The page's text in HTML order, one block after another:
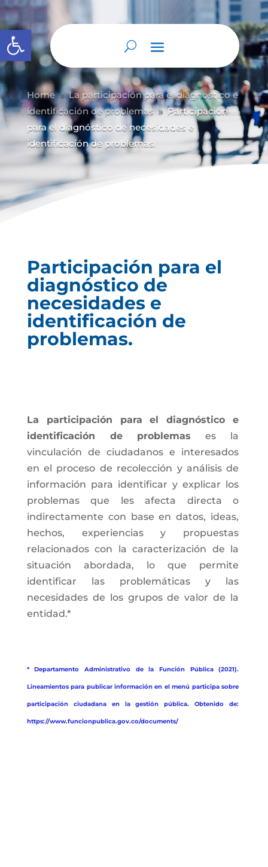
Abrir barra de herramientas
Home 9 La participación para el diagnóstico e
identificación de problemas 9 Participación
para el diagnóstico de necesidades e
identificación de problemas.
Participación para el
diagnóstico de
necesidades e
identificación de
problemas.
La participación para el diagnóstico e
identificación de problemas es la
vinculación de ciudadanos e interesados
en el proceso de recolección y análisis de
información para identificar y explicar los
problemas que les afecta directa o
indirectamente con base en datos, ideas,
hechos, experiencias y propuestas
relacionados con la caracterización de la
situación abordada, lo que permite
identificar las problemáticas y las
necesidades de los grupos de valor de la
entidad.*
* Departamento Administrativo de la Función Pública (2021).
Lineamientos para publicar información en el menú participa sobre
participación ciudadana en la gestión pública. Obtenido de:
https://www.funcionpublica.gov.co/documents/